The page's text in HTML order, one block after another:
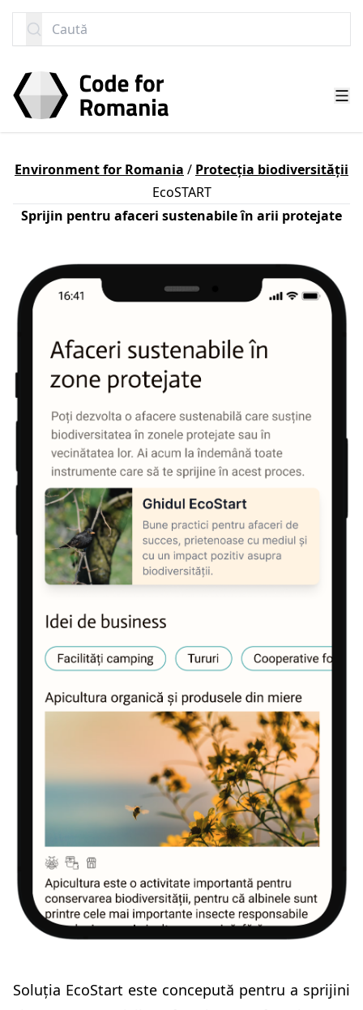
Caută
Environment for Romania / Protecția biodiversității
EcoSTART
Sprijin pentru afaceri sustenabile în arii protejate
Soluția EcoStart este concepută pentru a sprijini